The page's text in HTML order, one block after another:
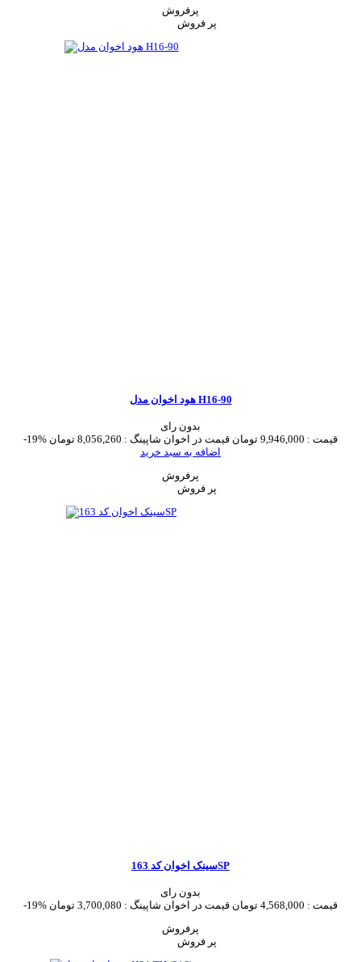
پرفروش
هود اخوان مدل H16-90
بدون رای
-19%
قیمت : 9,946,000 تومان قیمت در اخوان شاپینگ : 8,056,260 تومان
اضافه به سبد خرید
پرفروش
سینک اخوان کد 163SP
بدون رای
-19%
قیمت : 4,568,000 تومان قیمت در اخوان شاپینگ : 3,700,080 تومان
پرفروش